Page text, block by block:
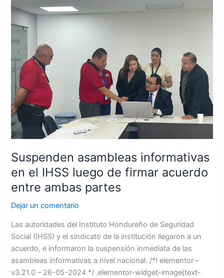
Suspenden asambleas informativas
en el IHSS luego de firmar acuerdo
entre ambas partes
Dejar un comentario
Las autoridades del Instituto Hondureño de Seguridad
Social (IHSS) y el sindicato de la institución llegaron a un
acuerdo, e informaron la suspensión inmediata de las
asambleas informativas a nivel nacional. /*! elementor –
v3.21.0 – 26-05-2024 */ .elementor-widget-image{text-
asambleas
informativas
en
el
IHSS
luego
firmar
acuerdo
entre
ambas
partes